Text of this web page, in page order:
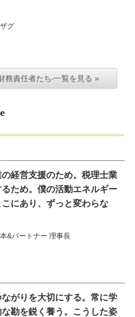
グ
務責任者たち-一覧を見る »
の経営支援のため。税理士業
ため。僕の活動エネルギー
にあり、ずっと変わらな
&パートナー 理事長
ながりを大切にする。常に学
勘を鋭く養う。こうした姿